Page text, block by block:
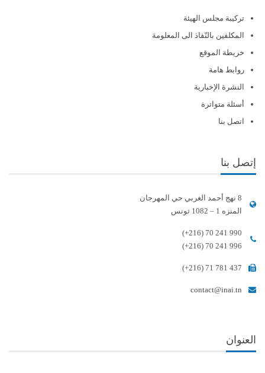
تركيبة مجلس الهيئة
المكلفين بالنّفاذ الى المعلومة
خريطة الموقع
روابط هامة
النشرة الإخبارية
أسئلة متواترة
اتصل بنا
إتصل بنا
8 نهج أحمد الغربي حي المهرجان
المنزه 1 – 1082 تونس
(+216) 70 241 990
(+216) 70 241 996
(+216) 71 781 437
contact@inai.tn
العنوان